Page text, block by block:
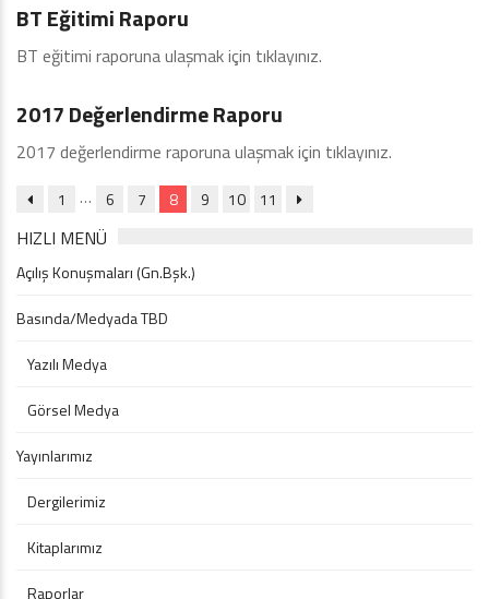
BT Eğitimi Raporu
BT eğitimi raporuna ulaşmak için tıklayınız.
2017 ve Öncesi
2017 Değerlendirme Raporu
2017 değerlendirme raporuna ulaşmak için tıklayınız.
1 … 6 7 8 9 10 11
HIZLI MENÜ
Açılış Konuşmaları (Gn.Bşk.)
Basında/Medyada TBD
Yazılı Medya
Görsel Medya
Yayınlarımız
Dergilerimiz
Kitaplarımız
Raporlar